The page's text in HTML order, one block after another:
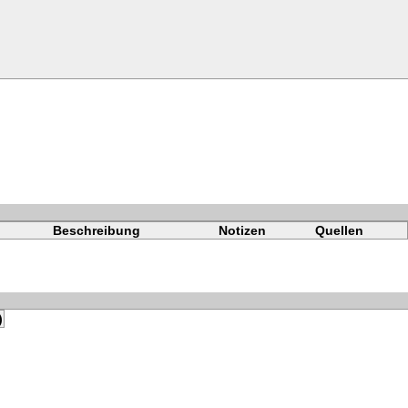
Beschreibung Notizen Quellen